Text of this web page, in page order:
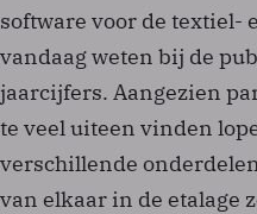
software voor de textiel-
vandaag weten bij de
jaarcijfers. Aangezien
te veel uiteen vinden
verschillende
van elkaar in de etalage